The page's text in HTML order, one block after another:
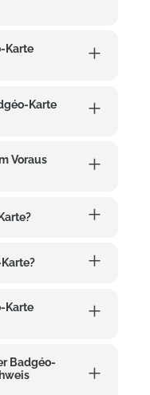
Karte
Karte
Voraus
Karte
Badgéo-